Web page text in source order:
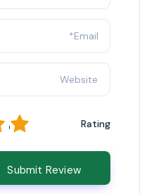
Rating
5